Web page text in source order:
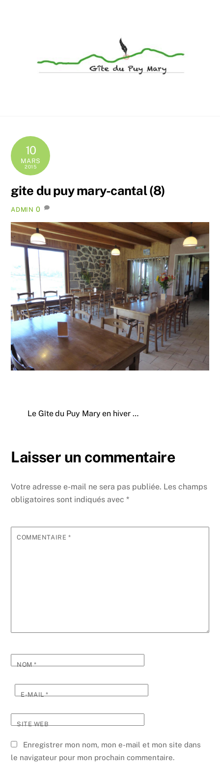
10
MARS
2015
gite du puy mary-cantal (8)
ADMIN 0
Le Gîte du Puy Mary en hiver …
Laisser un commentaire
Votre adresse e-mail ne sera pas publiée. Les champs
obligatoires sont indiqués avec*
COMMENTAIRE *
NOM*
E-MAIL*
SITE WEB
Enregistrer mon nom, mon e-mail et mon site dans
le navigateur pour mon prochain commentaire.